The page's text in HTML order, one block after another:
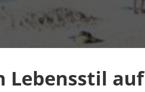
Lebensstil auf